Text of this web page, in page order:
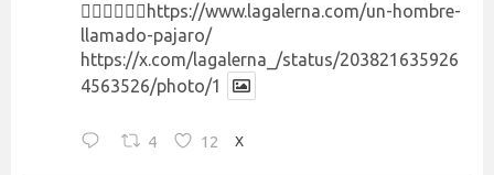
👉🏻👉🏻👉🏻 https://www.lagalerna.com/un-hombre-
llamado-pajaro/
https://x.com/lagalerna_/status/203821635926
4563526/photo/1
4 12 X